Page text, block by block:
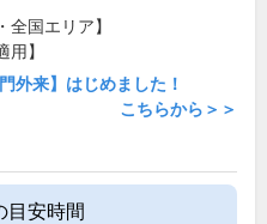
全国エリア】
用】
外来】はじめました！
こちらから＞＞
目安時間